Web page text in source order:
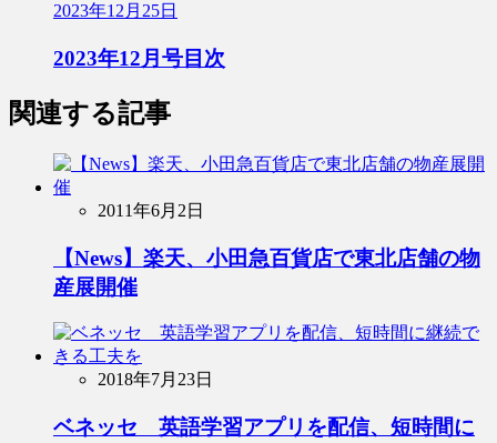
2023年12月25日
2023年12月号目次
関連する記事
2011年6月2日
【News】楽天、小田急百貨店で東北店舗の物
産展開催
2018年7月23日
ベネッセ 英語学習アプリを配信、短時間に